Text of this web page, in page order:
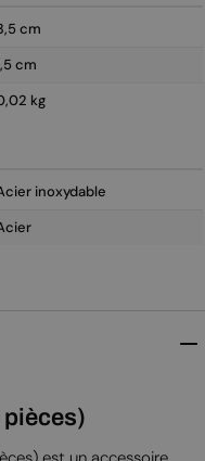
3,5 cm
1,5 cm
0,02 kg
inoxydable
pièces)